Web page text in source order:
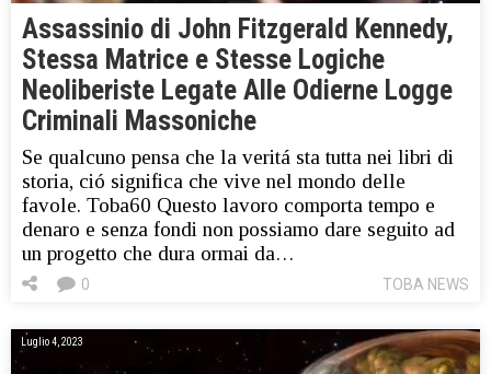
Assassinio di John Fitzgerald Kennedy,
Stessa Matrice e Stesse Logiche
Neoliberiste Legate Alle Odierne Logge
Criminali Massoniche
Se qualcuno pensa che la veritá sta tutta nei libri di
storia, ció significa che vive nel mondo delle
favole. Toba60 Questo lavoro comporta tempo e
denaro e senza fondi non possiamo dare seguito ad
un progetto che dura ormai da…
TOBA NEWS
0
Luglio 4, 2023